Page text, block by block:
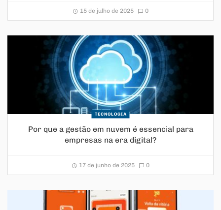
15 de julho de 2025 0
TECNOLOGIA
Por que a gestão em nuvem é essencial para
empresas na era digital?
17 de junho de 2025 0